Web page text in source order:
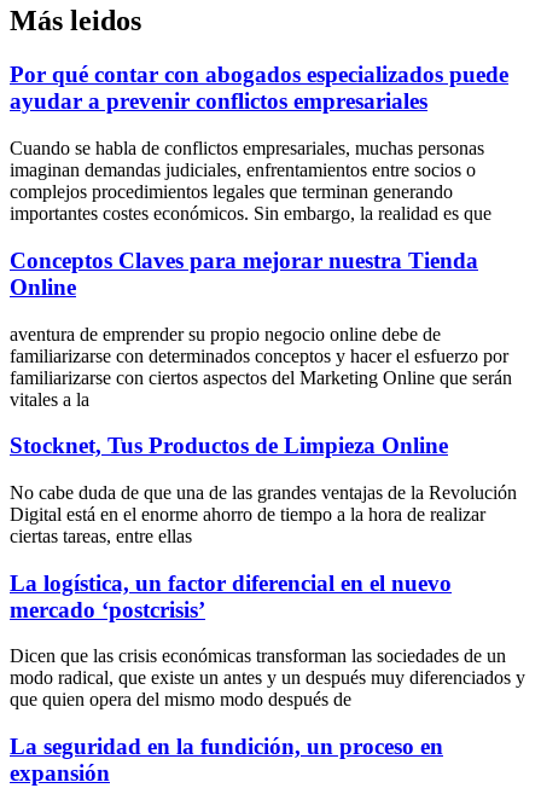
Más leidos
Por qué contar con abogados especializados puede
ayudar a prevenir conflictos empresariales
Cuando se habla de conflictos empresariales, muchas personas
imaginan demandas judiciales, enfrentamientos entre socios o
complejos procedimientos legales que terminan generando
importantes costes económicos. Sin embargo, la realidad es que
Conceptos Claves para mejorar nuestra Tienda
Online
aventura de emprender su propio negocio online debe de
familiarizarse con determinados conceptos y hacer el esfuerzo por
familiarizarse con ciertos aspectos del Marketing Online que serán
vitales a la
Stocknet, Tus Productos de Limpieza Online
No cabe duda de que una de las grandes ventajas de la Revolución
Digital está en el enorme ahorro de tiempo a la hora de realizar
ciertas tareas, entre ellas
La logística, un factor diferencial en el nuevo
mercado ‘postcrisis’
Dicen que las crisis económicas transforman las sociedades de un
modo radical, que existe un antes y un después muy diferenciados y
que quien opera del mismo modo después de
La seguridad en la fundición, un proceso en
expansión